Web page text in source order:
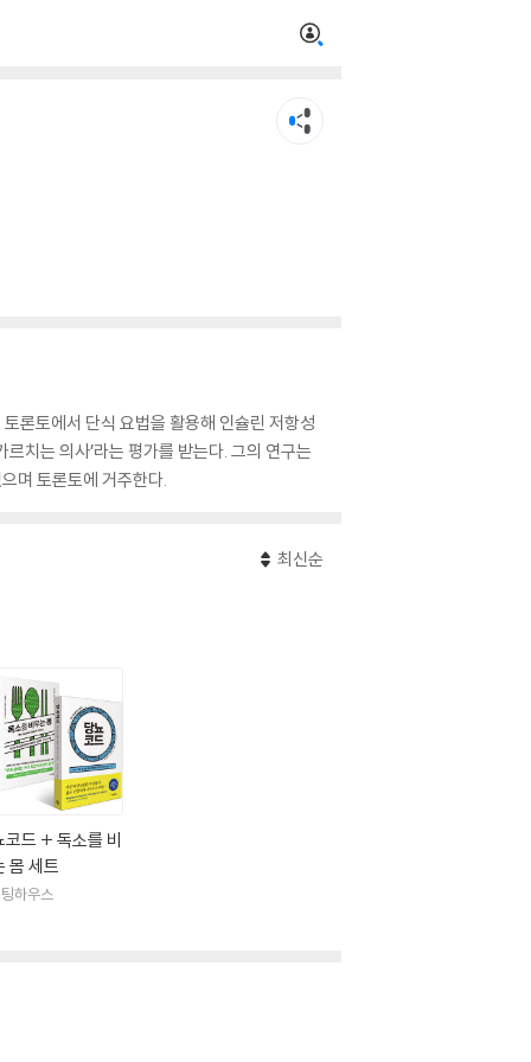
론토에서 단식 요법을 활용해 인슐린 저항성
치는 의사’라는 평가를 받는다. 그의 연구는
으며 토론토에 거주한다.
최신순
코드 + 독소를 비
몸 세트
하우스